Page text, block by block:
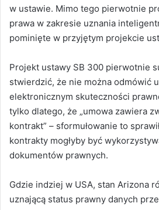
w ustawie. Mimo tego pierwotnie
prawa w zakresie uznania
pominięte w przyjętym projekcie
Projekt ustawy SB 300 pierwotnie
stwierdzić, że nie można odmówić
elektronicznym skuteczności
tylko dlatego, że „umowa zawiera
kontrakt” – sformułowanie to
kontrakty mogłyby być
dokumentów prawnych.
Gdzie indziej w USA, stan Arizona
uznającą status prawny danych